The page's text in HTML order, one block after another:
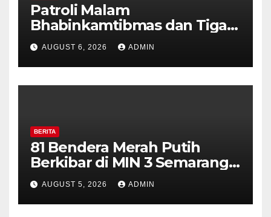
Patroli Malam
Bhabinkamtibmas dan Tiga
Pilar Kelurahan Ungaran
Perkuat Kamtibmas, Warga
Diajak Aktifkan Ronda
AUGUST 6, 2026 ADMIN
BERITA
81 Bendera Merah Putih
Berkibar di MIN 3 Semarang,
Bhabinkamtibmas Desa
Timpik Hadiri Peringatan
HUT ke-81 Kemerdekaan RI
AUGUST 5, 2026 ADMIN